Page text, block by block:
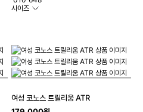
사이즈
여성 코노스 트릴리움 ATR